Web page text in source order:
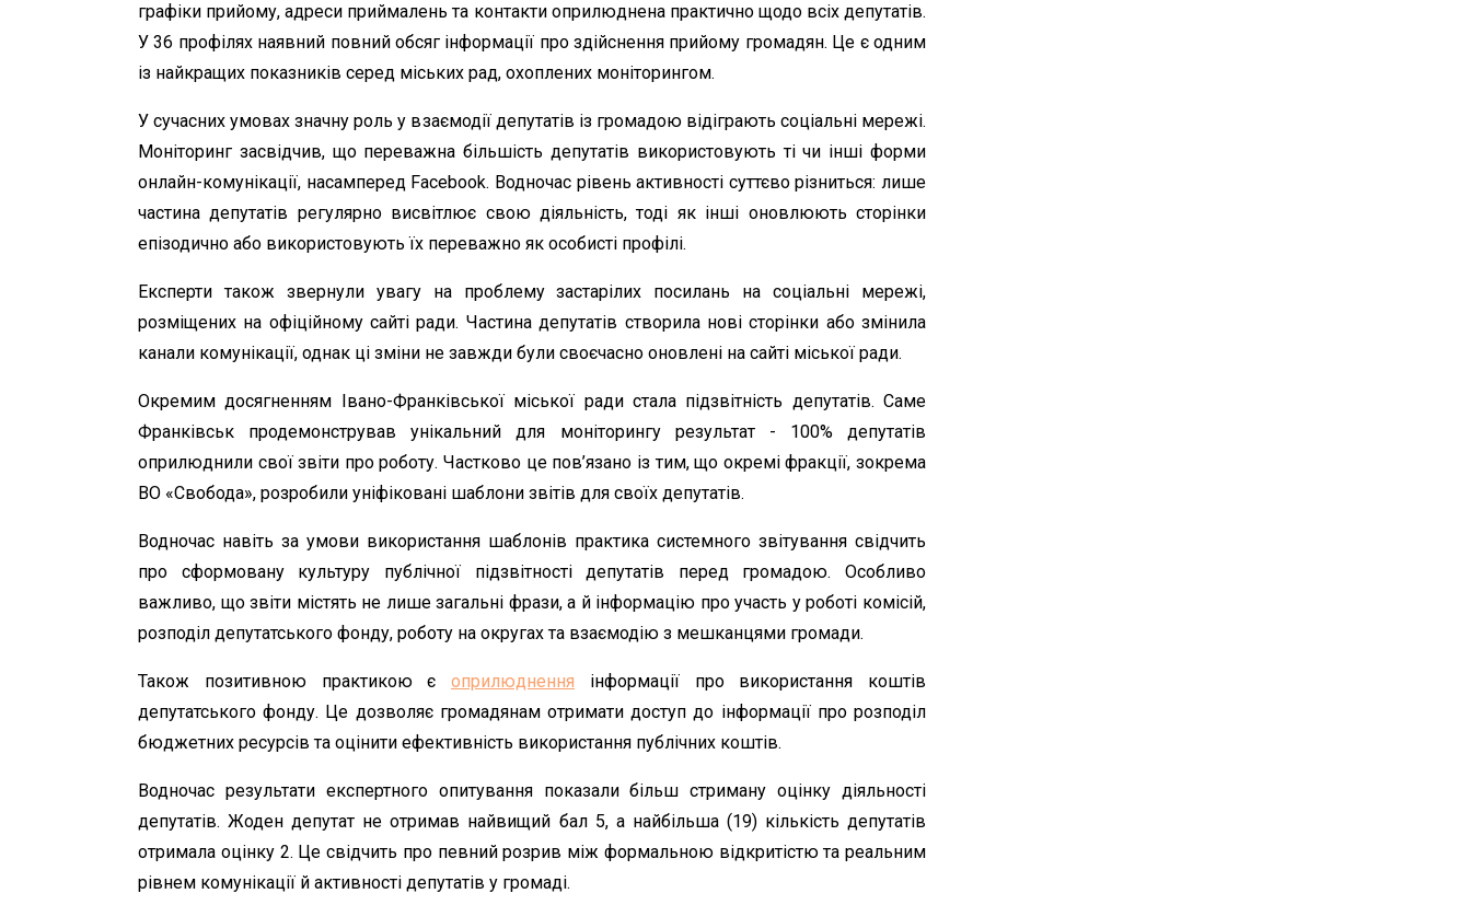
графіки прийому, адреси приймалень та контакти оприлюднена практично щодо всіх депутатів.
У 36 профілях наявний повний обсяг інформації про здійснення прийому громадян. Це є одним
із найкращих показників серед міських рад, охоплених моніторингом.
У сучасних умовах значну роль у взаємодії депутатів із громадою відіграють соціальні мережі.
Моніторинг засвідчив, що переважна більшість депутатів використовують ті чи інші форми
онлайн-комунікації, насамперед Facebook. Водночас рівень активності суттєво різниться: лише
частина депутатів регулярно висвітлює свою діяльність, тоді як інші оновлюють сторінки
епізодично або використовують їх переважно як особисті профілі.
Експерти також звернули увагу на проблему застарілих посилань на соціальні мережі,
розміщених на офіційному сайті ради. Частина депутатів створила нові сторінки або змінила
канали комунікації, однак ці зміни не завжди були своєчасно оновлені на сайті міської ради.
Окремим досягненням Івано-Франківської міської ради стала підзвітність депутатів. Саме
Франківськ продемонстрував унікальний для моніторингу результат - 100% депутатів
оприлюднили свої звіти про роботу. Частково це пов’язано із тим, що окремі фракції, зокрема
ВО «Свобода», розробили уніфіковані шаблони звітів для своїх депутатів.
Водночас навіть за умови використання шаблонів практика системного звітування свідчить
про сформовану культуру публічної підзвітності депутатів перед громадою. Особливо
важливо, що звіти містять не лише загальні фрази, а й інформацію про участь у роботі комісій,
розподіл депутатського фонду, роботу на округах та взаємодію з мешканцями громади.
Також позитивною практикою є оприлюднення інформації про використання коштів
депутатського фонду. Це дозволяє громадянам отримати доступ до інформації про розподіл
бюджетних ресурсів та оцінити ефективність використання публічних коштів.
Водночас результати експертного опитування показали більш стриману оцінку діяльності
депутатів. Жоден депутат не отримав найвищий бал 5, а найбільша (19) кількість депутатів
отримала оцінку 2. Це свідчить про певний розрив між формальною відкритістю та реальним
рівнем комунікації й активності депутатів у громаді.